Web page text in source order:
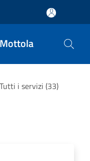
Tutti i servizi (33)